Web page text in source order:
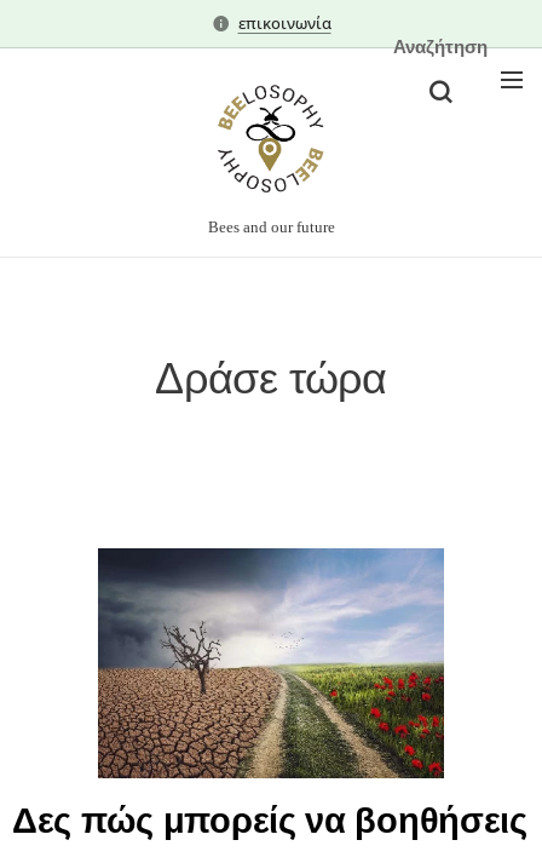
επικοινωνία
Bees and our future
Αναζήτηση
Δράσε τώρα
Δες πώς μπορείς να βοηθήσεις